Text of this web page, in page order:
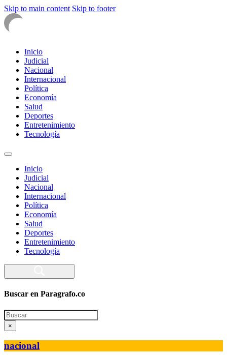
Skip to main content Skip to footer
Inicio
Judicial
Nacional
Internacional
Política
Economía
Salud
Deportes
Entretenimiento
Tecnología
Inicio
Judicial
Nacional
Internacional
Política
Economía
Salud
Deportes
Entretenimiento
Tecnología
Buscar en Paragrafo.co
Search
×
nacional